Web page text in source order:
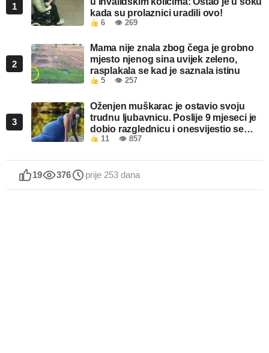
1
kada su prolaznici uradili ovo!
6 👁 269
2
Mama nije znala zbog čega je grobno
mjesto njenog sina uvijek zeleno,
rasplakala se kad je saznala istinu
5 👁 257
3
Oženjen muškarac je ostavio svoju
trudnu ljubavnicu. Poslije 9 mjeseci je
dobio razglednicu i onesvijestio se
kada je pročitao šta piše!
11 👁 857
19 376 prije 253 dana